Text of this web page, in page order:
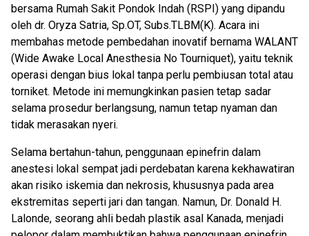
bersama Rumah Sakit Pondok Indah (RSPI) yang dipandu
oleh dr. Oryza Satria, Sp.OT, Subs.TLBM(K). Acara ini
membahas metode pembedahan inovatif bernama WALANT
(Wide Awake Local Anesthesia No Tourniquet), yaitu teknik
operasi dengan bius lokal tanpa perlu pembiusan total atau
torniket. Metode ini memungkinkan pasien tetap sadar
selama prosedur berlangsung, namun tetap nyaman dan
tidak merasakan nyeri.
Selama bertahun-tahun, penggunaan epinefrin dalam
anestesi lokal sempat jadi perdebatan karena kekhawatiran
akan risiko iskemia dan nekrosis, khususnya pada area
ekstremitas seperti jari dan tangan. Namun, Dr. Donald H.
Lalonde, seorang ahli bedah plastik asal Kanada, menjadi